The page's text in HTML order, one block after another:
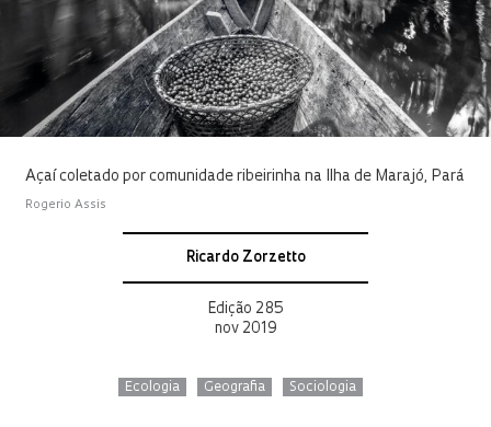
Açaí coletado por comunidade ribeirinha na Ilha de Marajó, Pará
Rogerio Assis
Ricardo Zorzetto
Edição 285
nov 2019
Ecologia Geografia Sociologia